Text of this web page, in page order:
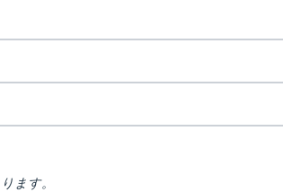
ます。